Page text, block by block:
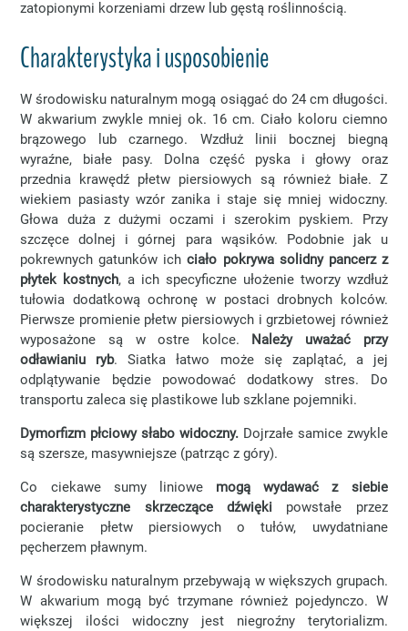
zatopionymi korzeniami drzew lub gęstą roślinnością.
Charakterystyka i usposobienie
W środowisku naturalnym mogą osiągać do 24 cm długości.
W akwarium zwykle mniej ok. 16 cm. Ciało koloru ciemno
brązowego lub czarnego. Wzdłuż linii bocznej biegną
wyraźne, białe pasy. Dolna część pyska i głowy oraz
przednia krawędź płetw piersiowych są również białe. Z
wiekiem pasiasty wzór zanika i staje się mniej widoczny.
Głowa duża z dużymi oczami i szerokim pyskiem. Przy
szczęce dolnej i górnej para wąsików. Podobnie jak u
pokrewnych gatunków ichciało pokrywa solidny pancerz z
płytek kostnych, a ich specyficzne ułożenie tworzy wzdłuż
tułowia dodatkową ochronę w postaci drobnych kolców.
Pierwsze promienie płetw piersiowych i grzbietowej również
wyposażone są w ostre kolce. Należy uważać przy
odławianiu ryb. Siatka łatwo może się zaplątać, a jej
odplątywanie będzie powodować dodatkowy stres. Do
transportu zaleca się plastikowe lub szklane pojemniki.
Dymorfizm płciowy słabo widoczny. Dojrzałe samice zwykle
są szersze, masywniejsze (patrząc z góry).
Co ciekawe sumy liniowe mogą wydawać z siebie
charakterystyczne skrzeczące dźwięki powstałe przez
pocieranie płetw piersiowych o tułów, uwydatniane
pęcherzem pławnym.
W środowisku naturalnym przebywają w większych grupach.
W akwarium mogą być trzymane również pojedynczo. W
większej ilości widoczny jest niegroźny terytorializm.